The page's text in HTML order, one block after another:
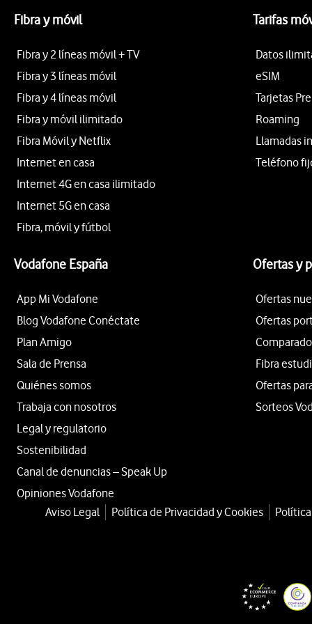
Fibra y móvil
Fibra y 2 líneas móvil + TV
Fibra y 3 líneas móvil
Fibra y 4 líneas móvil
Fibra y móvil ilimitado
Fibra Móvil y Netflix
Internet en casa
Internet 4G en casa ilimitado
Internet 5G en casa
Fibra, móvil y fútbol
Tarifas
Datos
eSIM
Tarjetas
Roaming
Llamadas
Teléfono
Vodafone España
App Mi Vodafone
Blog Vodafone Conéctate
Plan Amigo
Sala de Prensa
Quiénes somos
Trabaja con nosotros
Legal y regulatorio
Sostenibilidad
Canal de denuncias – Speak Up
Opiniones Vodafone
Ofertas y
Ofertas
Ofertas
Fibra
Ofertas
Sorteos
Aviso Legal Política de Privacidad y Cookies